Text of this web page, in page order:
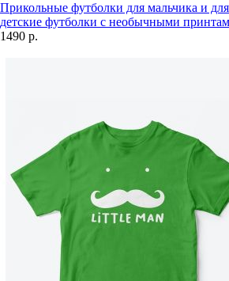
Прикольные футболки для мальчика и
детские футболки с необычными
1490 р.